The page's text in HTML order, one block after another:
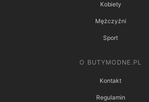
Kobiety
Mężczyźni
Sport
O BUTYMODNE.PL
Kontakt
Regulamin